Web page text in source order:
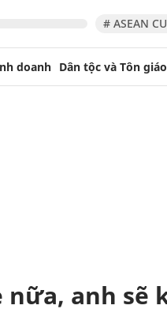
# ASEAN
doanh Dân tộc và Tôn giáo
nữa, anh sẽ